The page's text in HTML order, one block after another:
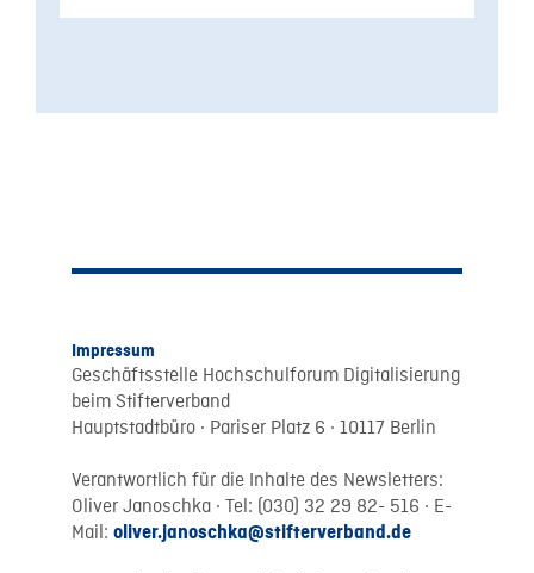
Impressum
Geschäftsstelle Hochschulforum Digitalisierung
beim Stifterverband
Hauptstadtbüro · Pariser Platz 6 · 10117 Berlin
Verantwortlich für die Inhalte des Newsletters:
Oliver Janoschka · Tel: (030) 32 29 82- 516 · E-
Mail: oliver.janoschka@stifterverband.de